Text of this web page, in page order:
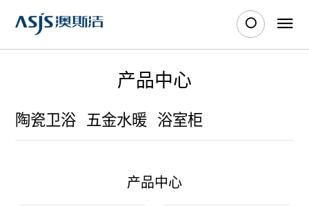
产品中心
陶瓷卫浴 五金水暖 浴室柜
产品中心